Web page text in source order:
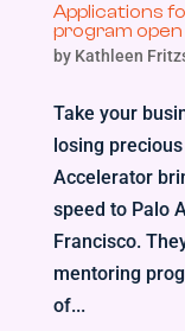
Applications
program open
by Kathleen
Take your
losing
Accelerator
speed to Palo
Francisco.
mentoring
of...